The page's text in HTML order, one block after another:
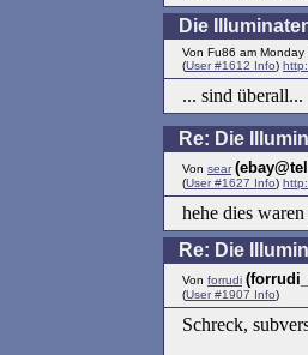
Die
Von Fu86 am
(User #1612 Info)
... sind überall...
Re: Die
Von sear
(User #1627 Info)
hehe dies
Re: Die
Von forrudi
(User #1907 Info)
Schreck,